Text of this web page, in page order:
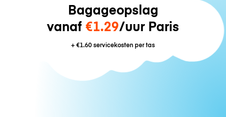
Bagageopslag
vanaf €1.29/uur Paris
+€1.60servicekosten per tas